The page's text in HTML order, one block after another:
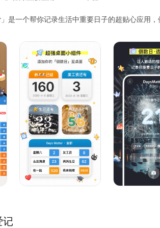
」是一个帮你记录生活中重要日子的超贴心应用
元年 1 月 1 日到公元 9999 年 12 月 31 日的倒数
年至 2049 年的农历日期
绝不丢失
图标，手工字体
：整理和分类你的重要日子
设计封面
藏归档
出品
记